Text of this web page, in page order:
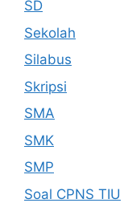
SD
Sekolah
Silabus
Skripsi
SMA
SMK
SMP
Soal CPNS TIU